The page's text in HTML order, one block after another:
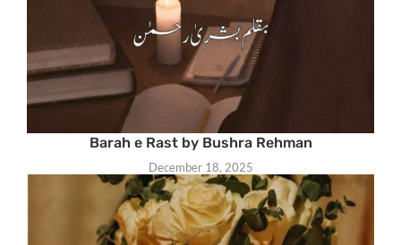
Barah e Rast by Bushra Rehman
December 18, 2025